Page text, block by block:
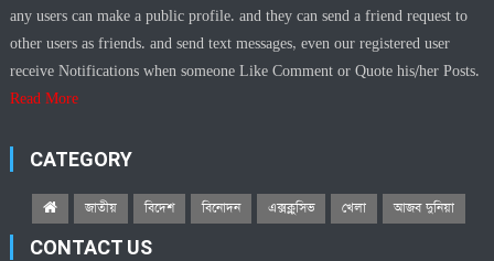
any users can make a public profile. and they can send a friend request to
other users as friends. and send text messages, even our registered user
receive Notifications when someone Like Comment or Quote his/her Posts.
Read More
CATEGORY
জাতীয় বিদেশ বিনোদন এক্সক্লুসিভ খেলা আজব দুনিয়া
CONTACT US